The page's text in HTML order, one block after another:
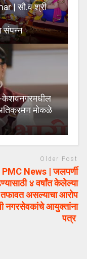
| सौ.व श्री
संपन्न
केशवनगरमधील
मोकळे
Older Post
News | जलपर्णी
४ वर्षांत केलेल्या
तफावत असल्याचा आरोप
नगरसेवकांचे आयुक्तांना
पत्र